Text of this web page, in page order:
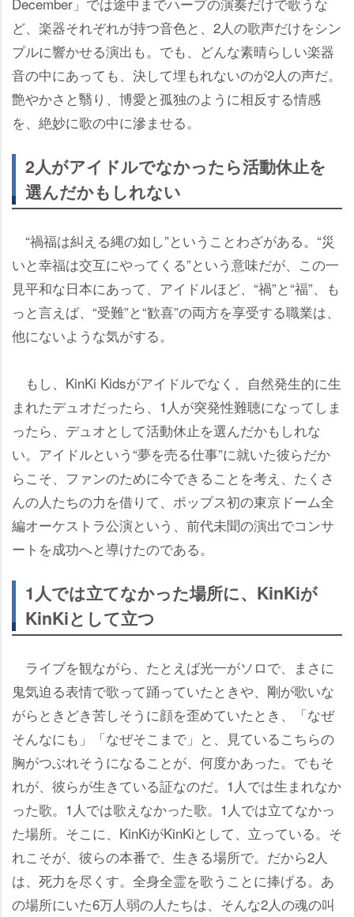
ど、楽器それぞれが持つ音色と、2人の歌声だけをシン
プルに響かせる演出も。でも、どんな素晴らしい楽器
音の中にあっても、決して埋もれないのが2人の声だ。
艶やかさと翳り、博愛と孤独のように相反する情感
を、絶妙に歌の中に滲ませる。
2人がアイドルでなかったら活動休止を
選んだかもしれない
“禍福は糾える縄の如し”ということわざがある。“災
いと幸福は交互にやってくる”という意味だが、この一
見平和な日本にあって、アイドルほど、“禍”と“福”、も
っと言えば、“受難”と“歓喜”の両方を享受する職業は、
他にないような気がする。
もし、KinKi Kidsがアイドルでなく、自然発生的に生
まれたデュオだったら、1人が突発性難聴になってしま
ったら、デュオとして活動休止を選んだかもしれな
い。アイドルという“夢を売る仕事”に就いた彼らだか
らこそ、ファンのために今できることを考え、たくさ
んの人たちの力を借りて、ポップス初の東京ドーム全
編オーケストラ公演という、前代未聞の演出でコンサ
ートを成功へと導けたのである。
1人では立てなかった場所に、KinKiが
KinKiとして立つ
ライブを観ながら、たとえば光一がソロで、まさに
鬼気迫る表情で歌って踊っていたときや、剛が歌いな
がらときどき苦しそうに顔を歪めていたとき、「なぜ
そんなにも」「なぜそこまで」と、見ているこちらの
胸がつぶれそうになることが、何度かあった。でもそ
れが、彼らが生きている証なのだ。1人では生まれなか
った歌。1人では歌えなかった歌。1人では立てなかっ
た場所。そこに、KinKiがKinKiとして、立っている。そ
れこそが、彼らの本番で、生きる場所で。だから2人
は、死力を尽くす。全身全霊を歌うことに捧げる。あ
の場所にいた6万人弱の人たちは、そんな2人の魂の叫